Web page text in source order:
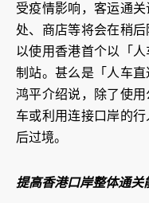
受疫情影响，客运通
处、商店等将会在稍
以使用香港首个以「
制站。甚么是「人车
鸿平介绍说，除了使
车或利用连接口岸的
后过境。
提高香港口岸整体通关